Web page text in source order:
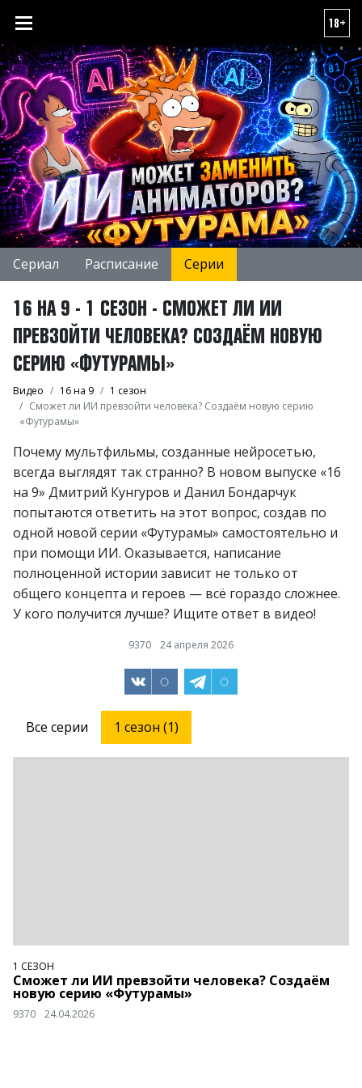
18+
Сериал Расписание Серии
16 НА 9 - 1 СЕЗОН - СМОЖЕТ ЛИ ИИ
ПРЕВЗОЙТИ ЧЕЛОВЕКА? СОЗДАЁМ НОВУЮ
СЕРИЮ «ФУТУРАМЫ»
Видео 16 на 9
1 сезон
Сможет ли ИИ превзойти человека? Создаём новую серию
«Футурамы»
Почему мультфильмы, созданные нейросетью,
всегда выглядят так странно? В новом выпуске «16
на 9» Дмитрий Кунгуров и Данил Бондарчук
попытаются ответить на этот вопрос, создав по
одной новой серии «Футурамы» самостоятельно и
при помощи ИИ. Оказывается, написание
полноценной истории зависит не только от
общего концепта и героев — всё гораздо сложнее.
У кого получится лучше? Ищите ответ в видео!
9370 24 апреля 2026
Все серии 1 сезон (1)
1 СЕЗОН
Сможет ли ИИ превзойти человека? Создаём
новую серию «Футурамы»
9370 24.04.2026